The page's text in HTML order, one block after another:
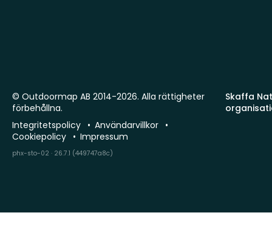
Skaffa
© Outdoormap AB 2014-2026. Alla rättigheter
förbehållna.
Integritetspolicy
Användarvillkor
Cookiepolicy
Impressum
phx-sto-02 · 26.7.1 (449747a8c)